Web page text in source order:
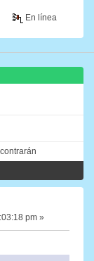
En línea
pm »